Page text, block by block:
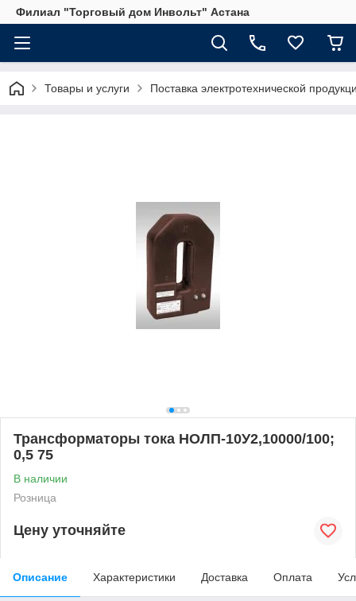
Филиал "Торговый дом Инвольт" Астана
Товары и услуги Поставка электротехнической
Трансформаторы тока НОЛП-10У2,10000/100;
0,5 75
В наличии
Розница
Цену уточняйте
Описание Характеристики Доставка Оплата